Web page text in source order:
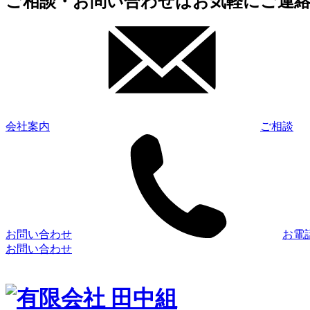
会社案内 ご相談
お問い合わせ
お電
お問い合わせ